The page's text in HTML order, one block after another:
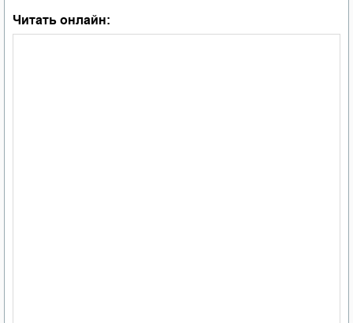
Читать онлайн: